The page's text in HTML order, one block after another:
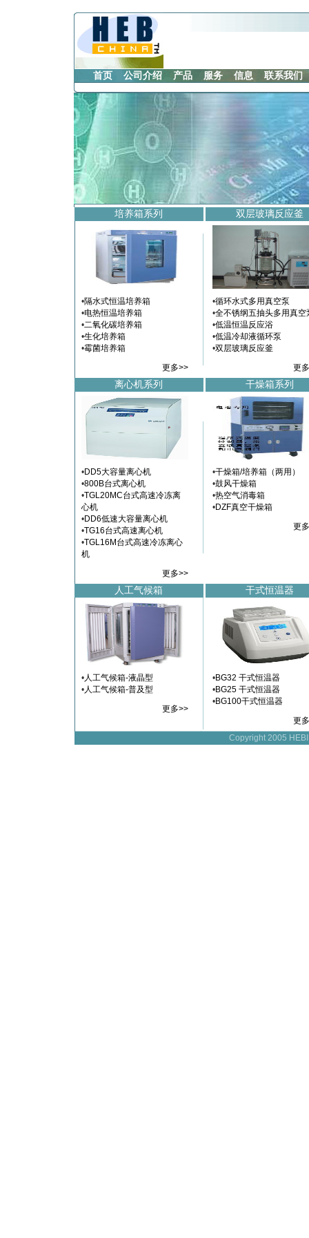
首页 公司介绍 产品 服务 信息 联系我们
培养箱系列
•隔水式恒温培养箱
•电热恒温培养箱
•二氧化碳培养箱
•生化培养箱
•霉菌培养箱
更多>>
双层玻璃反应釜
•循环水式多用真空泵
•全不锈纲五抽头多用真空
•低温恒温反应浴
•低温冷却液循环泵
•双层玻璃反应釜
更
离心机系列
•DD5大容量离心机
•800B台式离心机
•TGL20MC台式高速冷冻离
心机
•DD6低速大容量离心机
•TG16台式高速离心机
•TGL16M台式高速冷冻离心
机
更多>>
干燥箱系列
•干燥箱/培养箱（两用）
•鼓风干燥箱
•热空气消毒箱
•DZF真空干燥箱
更
人工气候箱
•人工气候箱-液晶型
•人工气候箱-普及型
更多>>
干式恒温器
•BG32 干式恒温器
•BG25 干式恒温器
•BG100干式恒温器
更
Copyright 2005